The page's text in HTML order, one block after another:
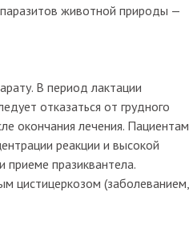
паразитов животной природы —
В период лактации
отказаться от грудного
окончания лечения. Пациентам,
реакции и высокой
празиквантела.
цистицеркозом (заболеванием,